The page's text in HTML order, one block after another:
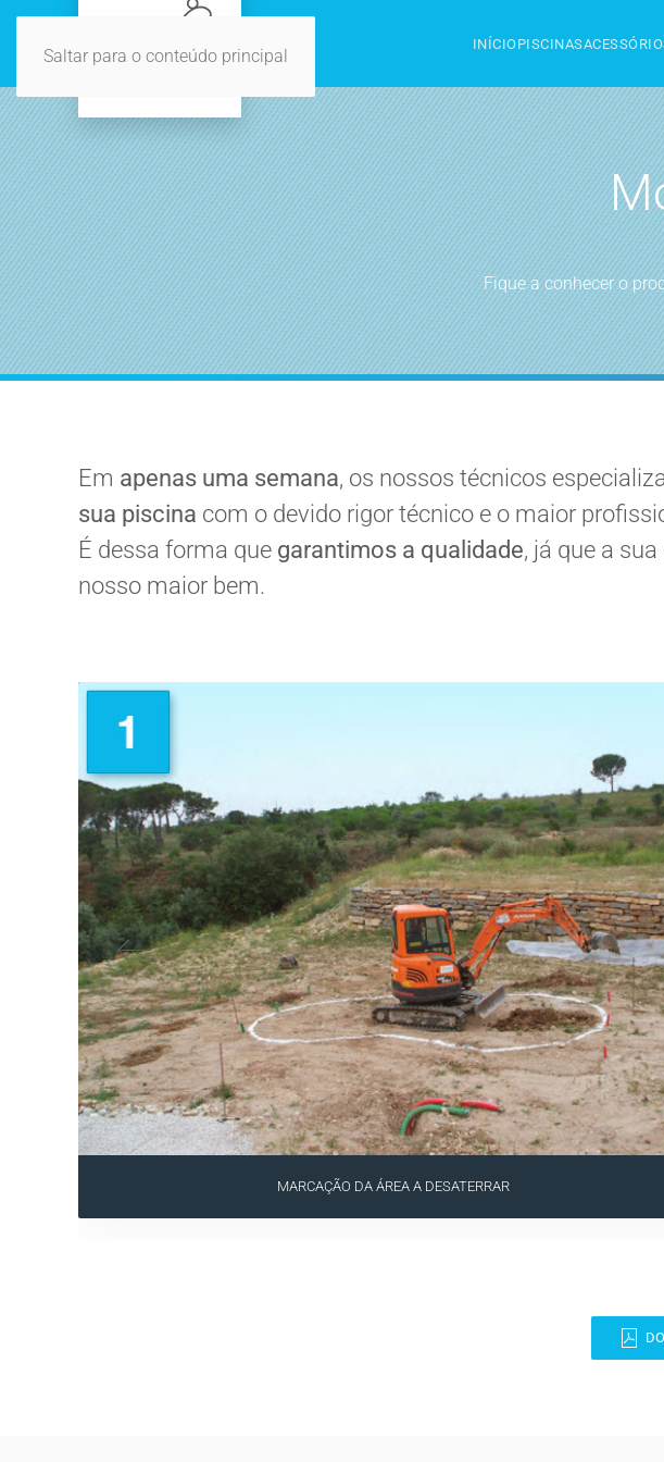
Saltar para o conteúdo principal
INÍCIOPISCINAS
Fique a conhecer o
Em apenas uma semana, os nossos técnicos
sua piscina com o devido rigor técnico e o maior
É dessa forma que garantimos a qualidade, já que a sua
nosso maior bem.
MARCAÇÃO DA ÁREA A DESATERRAR